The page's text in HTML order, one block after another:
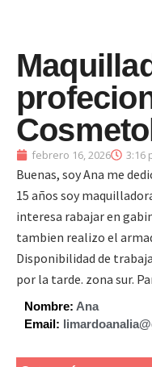
febrero 16, 2026 3:16
Buenas, soy Ana me
15 años soy
interesa rabajar en
tambien realizo el
Disponibilidad de
por la tarde. zona sur.
Nombre: Ana
Email: